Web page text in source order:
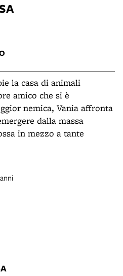
la casa di animali
amico che si è
nemica, Vania affronta
dalla massa
in mezzo a tante